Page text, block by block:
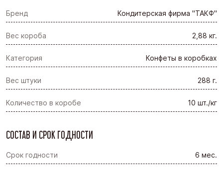
Бренд Кондитерская фирма "ТАКФ"
Вес короба 2,88 кг.
Категория Конфеты в коробках
Вес штуки 288 г.
Количество в коробе 10 шт./кг
СОСТАВ И СРОК ГОДНОСТИ
Срок годности 6 мес.